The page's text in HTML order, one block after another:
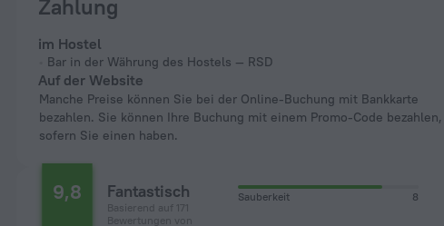
Zahlung
im Hostel
Bar in der Währung des Hostels — RSD
Auf der Website
Manche Preise können Sie bei der Online-Buchung mit Bankkarte
bezahlen. Sie können Ihre Buchung mit einem Promo-Code bezahlen,
sofern Sie einen haben.
9,8 Fantastisch
Basierend auf 171
Bewertungen von
Sauberkeit 8